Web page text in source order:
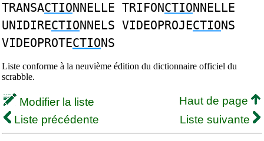
TRANSACTIONNELLE TRIFONCTIONNELLE
UNIDIRECTIONNELS VIDEOPROJECTIONS
VIDEOPROTECTIONS
Liste conforme à la neuvième édition du dictionnaire officiel du
scrabble.
Modifier la liste
Haut de page
Liste précédente
Liste suivante